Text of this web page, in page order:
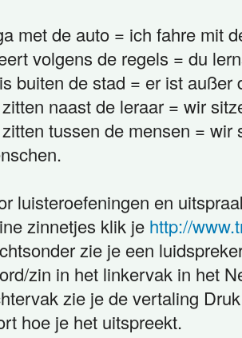
met de auto = ich fahre mit
volgens de regels = du
buiten de stad = er ist außer
naast de leraar = wir
tussen de mensen = wir
luisteroefeningen en
zinnetjes klik je http://
zie je een
zin in het linkervak in het
zie je de vertaling
hoe je het uitspreekt.